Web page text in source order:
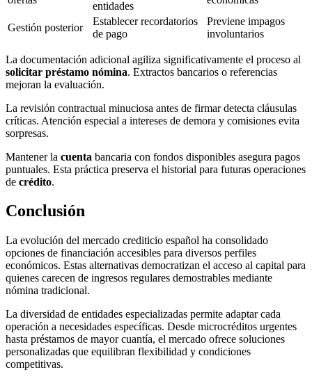
entidades
Gestión posterior
Establecer recordatorios
de pago
Previene impagos
involuntarios
La documentación adicional agiliza significativamente el proceso al
solicitar préstamo nómina. Extractos bancarios o referencias
mejoran la evaluación.
La revisión contractual minuciosa antes de firmar detecta cláusulas
críticas. Atención especial a intereses de demora y comisiones evita
sorpresas.
Mantener la cuenta bancaria con fondos disponibles asegura pagos
puntuales. Esta práctica preserva el historial para futuras operaciones
de crédito.
Conclusión
La evolución del mercado crediticio español ha consolidado
opciones de financiación accesibles para diversos perfiles
económicos. Estas alternativas democratizan el acceso al capital para
quienes carecen de ingresos regulares demostrables mediante
nómina tradicional.
La diversidad de entidades especializadas permite adaptar cada
operación a necesidades específicas. Desde microcréditos urgentes
hasta préstamos de mayor cuantía, el mercado ofrece soluciones
personalizadas que equilibran flexibilidad y condiciones
competitivas.